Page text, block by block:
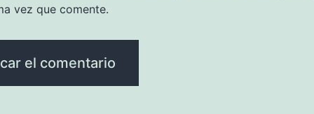
vez que comente.